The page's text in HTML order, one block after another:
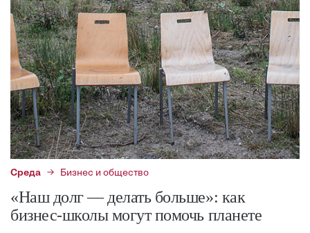
Среда Бизнес и общество
«Наш долг — делать больше»: как
бизнес-школы могут помочь планете